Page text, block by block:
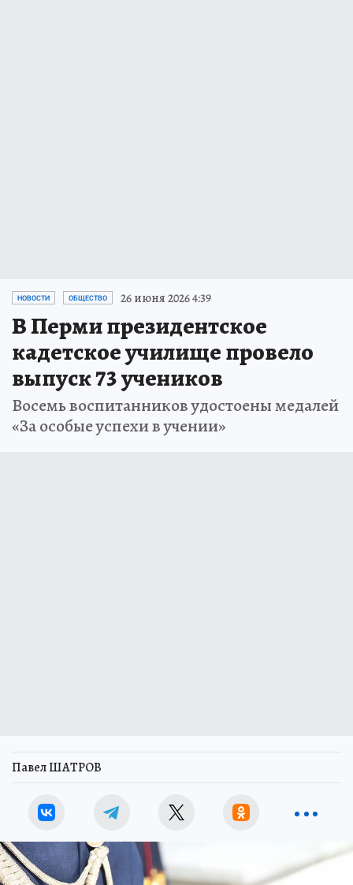
НОВОСТИ ОБЩЕСТВО 26 июня 2026 4:39
В Перми президентское
кадетское училище провело
выпуск 73 учеников
Восемь воспитанников удостоены медалей
«За особые успехи в учении»
Павел ШАТРОВ